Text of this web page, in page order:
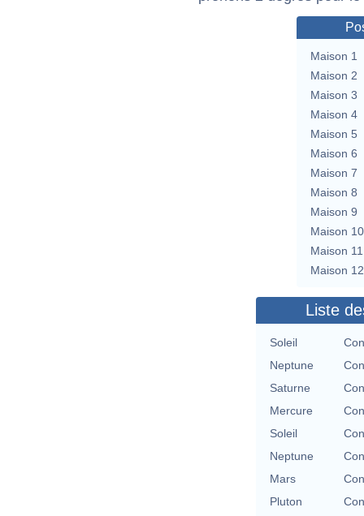
Maison 1
Maison 2
Maison 3
Maison 4
Maison 5
Maison 6
Maison 7
Maison 8
Maison 9
Maison 10
Maison 11
Maison 12
Liste
Soleil
Neptune
Saturne
Mercure
Soleil
Neptune
Mars
Pluton